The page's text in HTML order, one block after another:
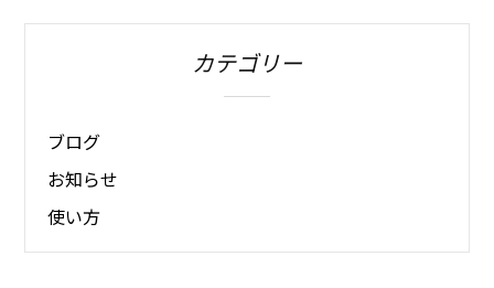
カテゴリー
ブログ
お知らせ
使い方